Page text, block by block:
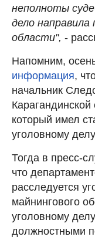
неполноты
дело направила
области", -
Напомним,
информация,
начальник
который имел
уголовному
Тогда в пресс-
что
расследуется
майнингового
уголовному
должностными